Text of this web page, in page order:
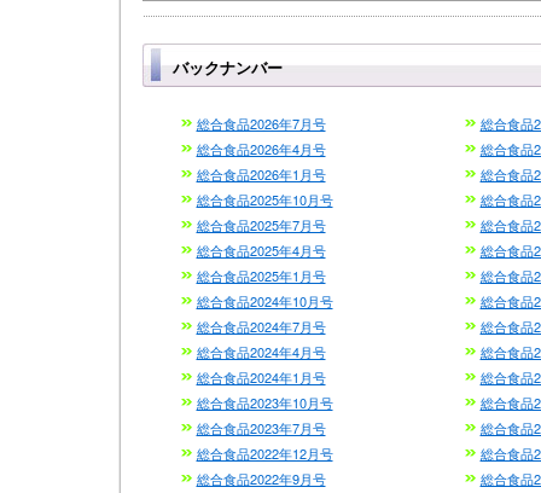
バックナンバー
総合食品2026年7月号
総合食品
総合食品2026年4月号
総合食品
総合食品2026年1月号
総合食品
総合食品2025年10月号
総合食品
総合食品2025年7月号
総合食品
総合食品2025年4月号
総合食品
総合食品2025年1月号
総合食品
総合食品2024年10月号
総合食品
総合食品2024年7月号
総合食品
総合食品2024年4月号
総合食品
総合食品2024年1月号
総合食品
総合食品2023年10月号
総合食品
総合食品2023年7月号
総合食品
総合食品2022年12月号
総合食品
総合食品2022年9月号
総合食品